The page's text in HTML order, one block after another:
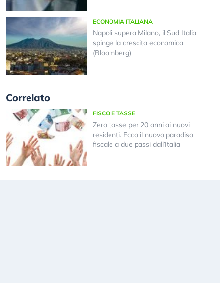
ECONOMIA ITALIANA
Napoli supera Milano, il Sud Italia
spinge la crescita economica
(Bloomberg)
Correlato
FISCO E TASSE
Zero tasse per 20 anni ai nuovi
residenti. Ecco il nuovo paradiso
fiscale a due passi dall’Italia